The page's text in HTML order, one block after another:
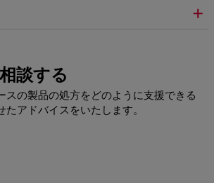
談する
スの製品の処方をどのように支援できる
アドバイスをいたします。